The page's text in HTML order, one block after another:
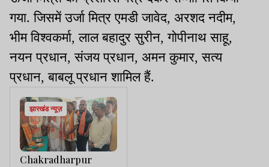
गया. जिसमें उर्जा मित्र एमडी जावेद, अरशद नदीम,
भीम विश्वकर्मा, लाल बहादुर सुरीन, गोपीनाथ साहू,
नयन प्रधान, संजय प्रधान, अमन कुमार, सत्य
प्रधान, बाबलू प्रधान शामिल हैं.
झारखंड न्यूज़
Chakradharpur